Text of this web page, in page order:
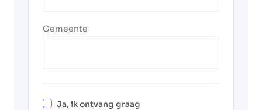
Gemeente
Ja, ik ontvang graag